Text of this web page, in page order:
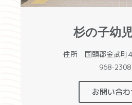
杉の子幼
住所 国頭郡金武町
968-2308
お問い合